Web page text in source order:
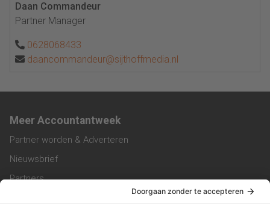
Daan Commandeur
Partner Manager
0628068433
daancommandeur@sijthoffmedia.nl
Meer Accountantweek
Partner worden & Adverteren
Nieuwsbrief
Partners